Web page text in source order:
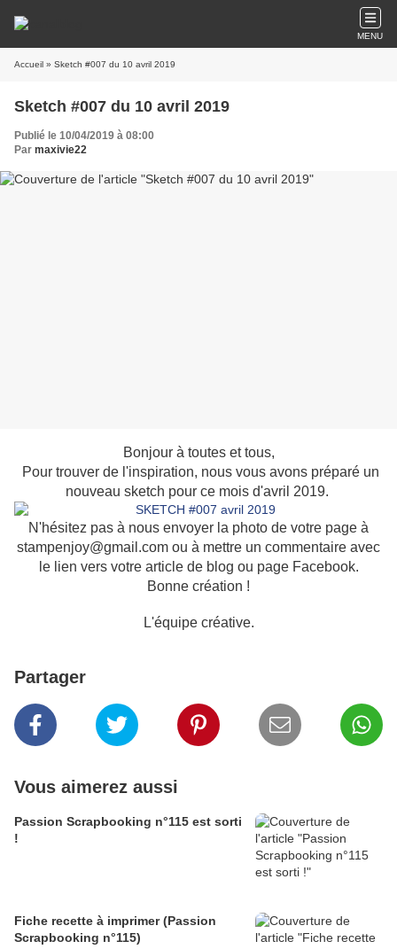
MENU
Accueil » Sketch #007 du 10 avril 2019
Sketch #007 du 10 avril 2019
Publié le 10/04/2019 à 08:00
Par maxivie22
Bonjour à toutes et tous,
Pour trouver de l'inspiration, nous vous avons préparé un
nouveau sketch pour ce mois d'avril 2019.
N'hésitez pas à nous envoyer la photo de votre page à
stampenjoy@gmail.com ou à mettre un commentaire avec
le lien vers votre article de blog ou page Facebook.
Bonne création !
L'équipe créative.
Partager
Vous aimerez aussi
Passion Scrapbooking n°115 est sorti
!
Fiche recette à imprimer (Passion
Scrapbooking n°115)